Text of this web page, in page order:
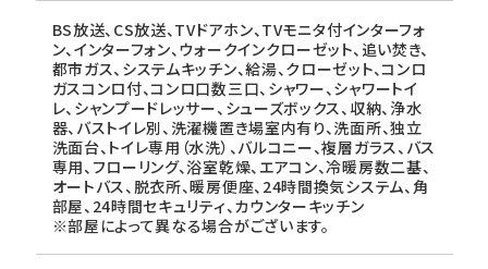
BS放送、CS放送、TVドアホン、TVモニタ付インターフォ
ン、インターフォン、ウォークインクローゼット、追い焚き、
都市ガス、システムキッチン、給湯、クローゼット、コンロ
ガスコンロ付、コンロ口数三口、シャワー、シャワートイ
レ、シャンプードレッサー、シューズボックス、収納、浄水
器、バストイレ別、洗濯機置き場室内有り、洗面所、独立
洗面台、トイレ専用（水洗）、バルコニー、複層ガラス、バス
専用、フローリング、浴室乾燥、エアコン、冷暖房数二基、
オートバス、脱衣所、暖房便座、24時間換気システム、角
部屋、24時間セキュリティ、カウンターキッチン
※部屋によって異なる場合がございます。